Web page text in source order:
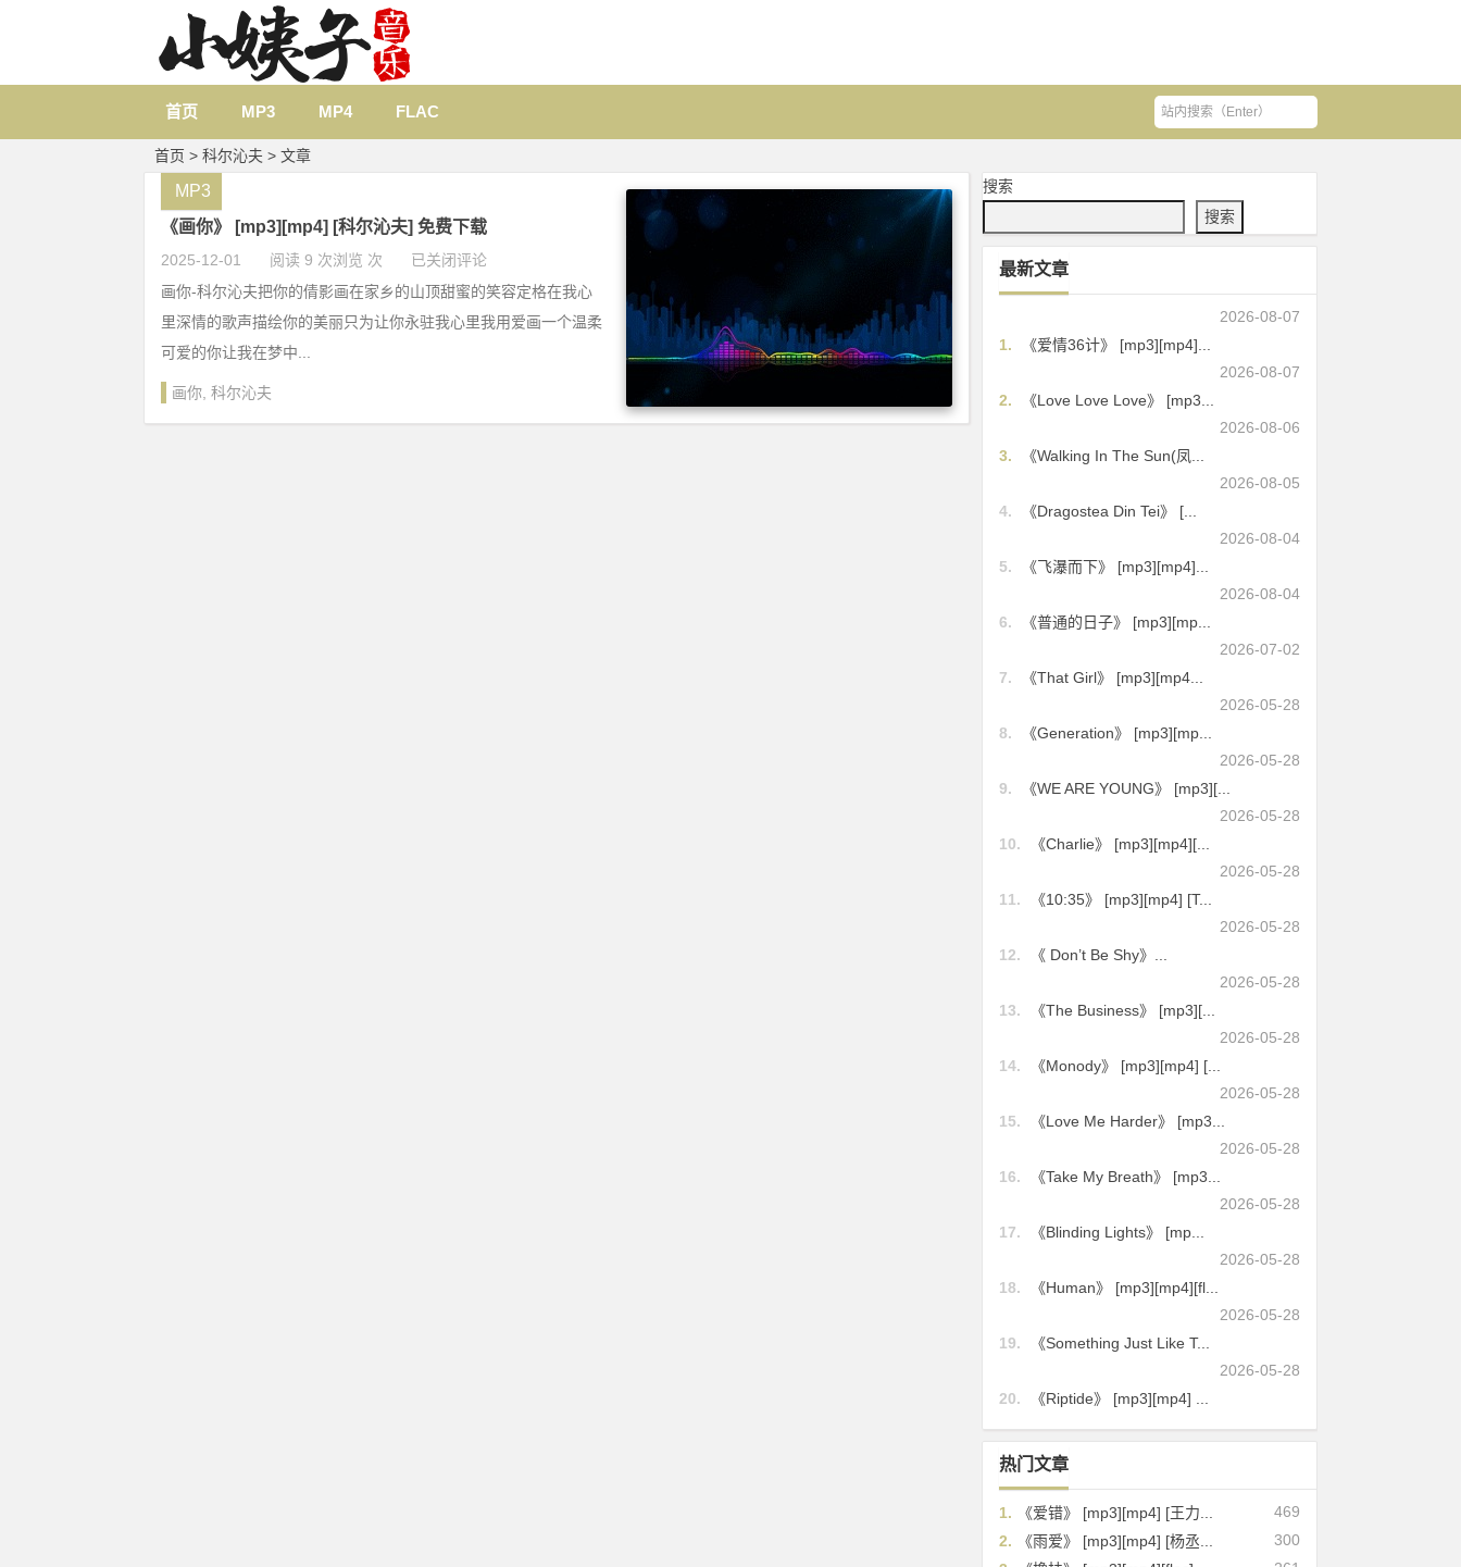
首页 MP3 MP4 FLAC
首页 > 科尔沁夫 > 文章
《画你》 [mp3][mp4] [科尔沁夫] 免费下载
2025-12-01 阅读 9 次浏览 次 已关闭评论
MP3
画你-科尔沁夫把你的倩影画在家乡的山顶甜蜜的笑容定格在我心
里深情的歌声描绘你的美丽只为让你永驻我心里我用爱画一个温柔
可爱的你让我在梦中...
画你 科尔沁夫
搜索
搜索
最新文章
2026-08-07
1.
《爱情36计》 [mp3][mp4]...
2026-08-07
2.
《Love Love Love》 [mp3...
2026-08-06
3.
《Walking In The Sun(凤...
2026-08-05
4.
《Dragostea Din Tei》 [...
2026-08-04
5.
《飞瀑而下》 [mp3][mp4]...
2026-08-04
6.
《普通的日子》 [mp3][mp...
2026-07-02
7.
《That Girl》 [mp3][mp4...
2026-05-28
8.
《Generation》 [mp3][mp...
2026-05-28
9.
《WE ARE YOUNG》 [mp3][...
2026-05-28
10.
《Charlie》 [mp3][mp4][...
2026-05-28
11.
《10:35》 [mp3][mp4] [T...
2026-05-28
12.
《 Don’t Be Shy》...
2026-05-28
13.
《The Business》 [mp3][...
2026-05-28
14.
《Monody》 [mp3][mp4] [...
2026-05-28
15.
《Love Me Harder》 [mp3...
2026-05-28
16.
《Take My Breath》 [mp3...
2026-05-28
17.
《Blinding Lights》 [mp...
2026-05-28
18.
《Human》 [mp3][mp4][fl...
2026-05-28
19.
《Something Just Like T...
2026-05-28
20.
《Riptide》 [mp3][mp4] ...
热门文章
469
1.
《爱错》 [mp3][mp4] [王力...
300
2.
《雨爱》 [mp3][mp4] [杨丞...